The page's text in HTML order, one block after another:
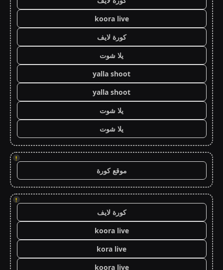
koora live
كورة لايف
يلا شوت
yalla shoot
yalla shoot
يلا شوت
يلا شوت
!
موقع كورة
!
كورة لايف
koora live
kora live
koora live